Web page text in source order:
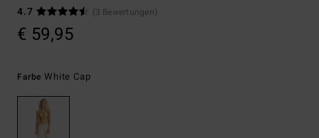
4.7
(3 Bewertungen)
€ 59,95
FarbeWhite Cap